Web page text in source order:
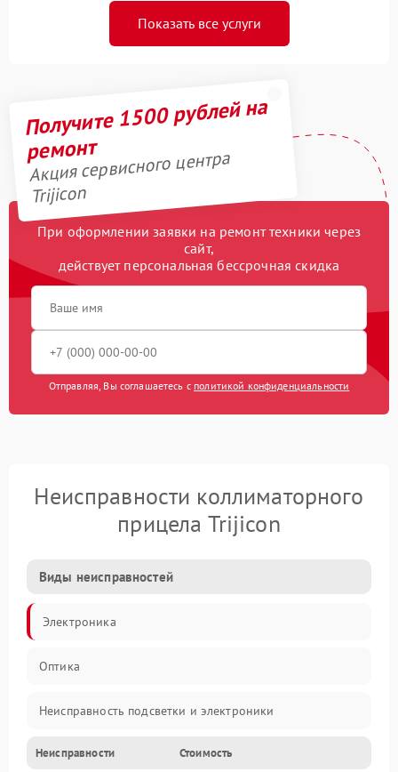
Показать все услуги
Получите 1500 рублей на
ремонт
Акция сервисного центра
Trijicon
При оформлении заявки на ремонт техники через
сайт,
действует персональная бессрочная скидка
Отправляя, Вы соглашаетесь с политикой конфиденциальности
Неисправности коллиматорного
прицела Trijicon
Виды неисправностей
Электроника
Оптика
Неисправность подсветки и электроники
Неисправность изображения
Неисправности Стоимость